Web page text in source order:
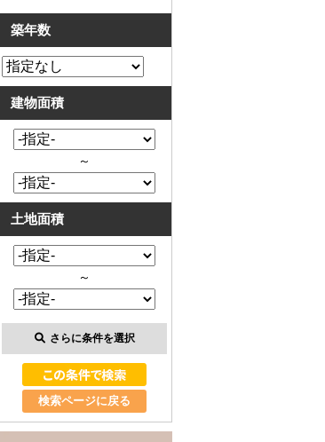
築年数
建物面積
～
土地面積
～
さらに条件を選択
検索ページに戻る